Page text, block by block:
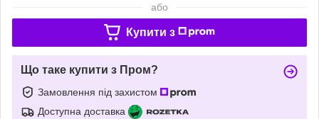
або
Купити з
Що таке купити з Пром?
Замовлення під захистом
Доступна доставка